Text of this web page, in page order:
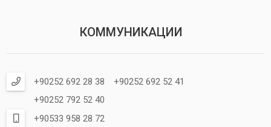
КОММУНИКАЦИИ
+90252 692 28 38
+90252 692 52 41
+90252 792 52 40
+90533 958 28 72